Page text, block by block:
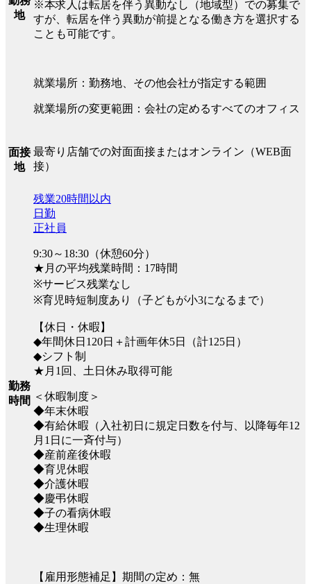
地
※本求人は転居を伴う異動なし（地域型）での募集で
すが、転居を伴う異動が前提となる働き方を選択する
ことも可能です。
就業場所：勤務地、その他会社が指定する範囲
就業場所の変更範囲：会社の定めるすべてのオフィス
面接
地
最寄り店舗での対面面接またはオンライン（WEB面
接）
勤務
時間
残業20時間以内
日勤
正社員
9:30～18:30（休憩60分）
★月の平均残業時間：17時間
※サービス残業なし
※育児時短制度あり（子どもが小3になるまで）
【休日・休暇】
◆年間休日120日＋計画年休5日（計125日）
◆シフト制
★月1回、土日休み取得可能
＜休暇制度＞
◆年末休暇
◆有給休暇（入社初日に規定日数を付与、以降毎年12
月1日に一斉付与）
◆産前産後休暇
◆育児休暇
◆介護休暇
◆慶弔休暇
◆子の看病休暇
◆生理休暇
【雇用形態補足】期間の定め：無